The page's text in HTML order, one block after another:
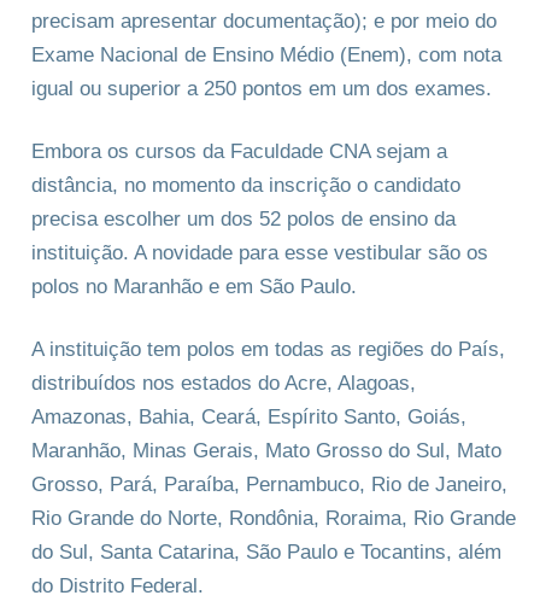
precisam apresentar documentação); e por meio do
Exame Nacional de Ensino Médio (Enem), com nota
igual ou superior a 250 pontos em um dos exames.
Embora os cursos da Faculdade CNA sejam a
distância, no momento da inscrição o candidato
precisa escolher um dos 52 polos de ensino da
instituição. A novidade para esse vestibular são os
polos no Maranhão e em São Paulo.
A instituição tem polos em todas as regiões do País,
distribuídos nos estados do Acre, Alagoas,
Amazonas, Bahia, Ceará, Espírito Santo, Goiás,
Maranhão, Minas Gerais, Mato Grosso do Sul, Mato
Grosso, Pará, Paraíba, Pernambuco, Rio de Janeiro,
Rio Grande do Norte, Rondônia, Roraima, Rio Grande
do Sul, Santa Catarina, São Paulo e Tocantins, além
do Distrito Federal.